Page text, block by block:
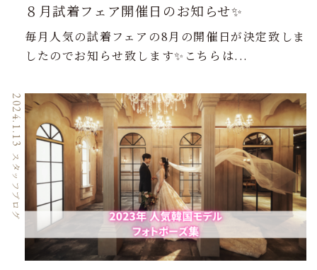
８月試着フェア開催日のお知らせ✨
毎月人気の試着フェアの8月の開催日が決定致しま
したのでお知らせ致します✨こちらは...
2024.1.13
スタッフブログ